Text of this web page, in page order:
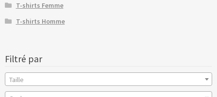
T-shirts Femme
T-shirts Homme
Filtré par
Taille